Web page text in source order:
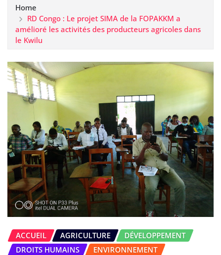
Home
RD Congo : Le projet SIMA de la FOPAKKM a
amélioré les activités des producteurs agricoles dans
le Kwilu
ACCUEIL AGRICULTURE
DÉVELOPPEMENT
DROITS HUMAINS
ENVIRONNEMENT